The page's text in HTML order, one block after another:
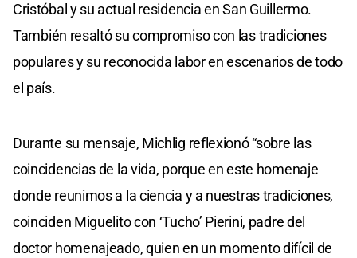
Cristóbal y su actual residencia en San Guillermo.
También resaltó su compromiso con las tradiciones
populares y su reconocida labor en escenarios de todo
el país.
Durante su mensaje, Michlig reflexionó “sobre las
coincidencias de la vida, porque en este homenaje
donde reunimos a la ciencia y a nuestras tradiciones,
coinciden Miguelito con ‘Tucho’ Pierini, padre del
doctor homenajeado, quien en un momento difícil de